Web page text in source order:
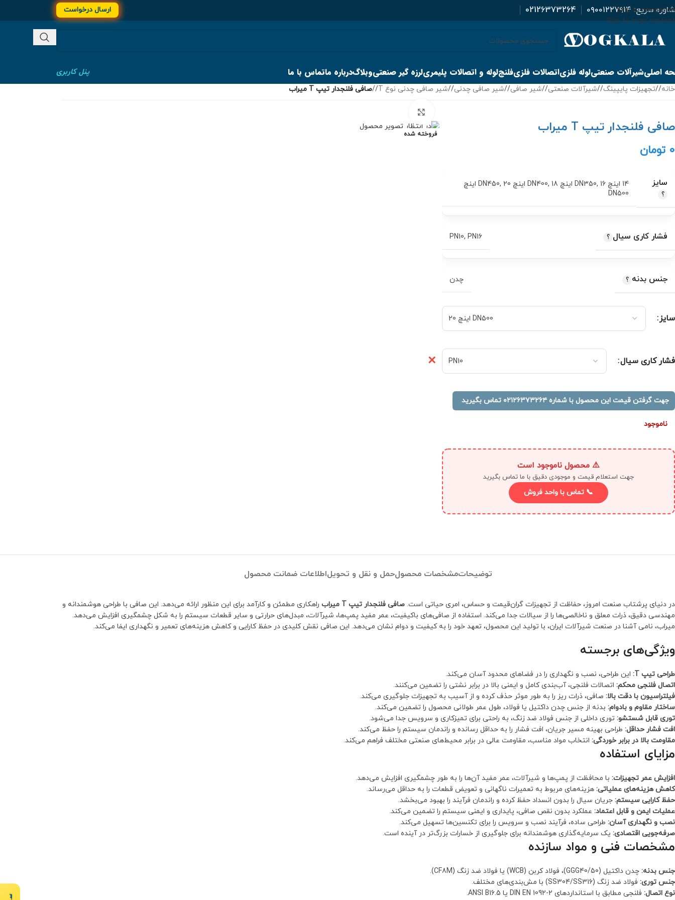
Skip to navigation
Skip to main content
سریع:۰۹۰۰۱۲۲۷۹۱۴ 02126373264 ارسال درخواست
اصلیشیرآلات صنعتیلوله فلزیاتصالات فلزیفلنجلوله و اتصالات پلیمریلرزه گیر صنعتیوبلاگدرباره ماتماس با ما پنل کاربری
خانه/ تجهیزات پایپینگ/ شیرآلات صنعتی/ شیر صافی/ شیر صافی چدنی/ شیر صافی چدنی نوع T / صافی فلنجدار تیپ T میراب
فروخته شده صافی فلنجدار تیپ T میراب
0 تومان
سایز 14 اینچ DN350 , 16 اینچ DN400 , 18 اینچ DN450 ,
20 اینچ
DN500
فشار کاری سیال PN10, PN16
جنس بدنه چدن
سایز
فشار کاری سیال
جهت گرفتن قیمت این محصول با شماره ۰۲۱۲۶۳۷۳۲۶۴ تماس بگیرید
ناموجود
⚠️ محصول ناموجود است
جهت استعلام قیمت و موجودی دقیق با ما تماس بگیرید
📞 تماس با واحد فروش
توضیحاتمشخصات محصولحمل و نقل و تحویلاطلاعات ضمانت محصول
در دنیای پرشتاب صنعت امروز، حفاظت از تجهیزات گران‌قیمت و حساس، امری حیاتی است. صافی فلنجدار تیپ T میراب
راهکاری مطمئن و کارآمد برای این منظور ارائه می‌دهد. این صافی با طراحی هوشمندانه و
مهندسی دقیق، ذرات معلق و ناخالصی‌ها را از سیالات جدا می‌کند. استفاده از صافی‌های باکیفیت، عمر مفید پمپ‌ها، شیرآلات، مبدل‌های حرارتی و سایر قطعات سیستم را به شکل چشمگیری افزایش می‌دهد.
میراب، نامی آشنا در صنعت شیرآلات ایران، با تولید این محصول، تعهد خود را به کیفیت و دوام نشان می‌دهد. این صافی نقش کلیدی در حفظ کارایی و کاهش هزینه‌های تعمیر و نگهداری ایفا می‌کند.
ویژگی‌های برجسته
طراحی تیپ T:
این طراحی، نصب و نگهداری را در فضاهای محدود آسان می‌کند.
اتصال فلنجی محکم: اتصالات فلنجی، آب‌بندی کامل و ایمنی بالا در برابر نشتی را تضمین می‌کنند.
فیلتراسیون با دقت بالا: صافی، ذرات ریز را به طور موثر حذف کرده و از آسیب به تجهیزات جلوگیری می‌کند.
ساختار مقاوم و بادوام: بدنه از جنس چدن داکتیل یا فولاد، طول عمر طولانی محصول را تضمین می‌کند.
توری قابل شستشو: توری داخلی از جنس فولاد ضد زنگ، به راحتی برای تمیزکاری و سرویس جدا می‌شود.
افت فشار حداقل: طراحی بهینه مسیر جریان، افت فشار را به حداقل رسانده و راندمان سیستم را حفظ می‌کند.
مقاومت بالا در برابر خوردگی: انتخاب مواد مناسب، مقاومت عالی در برابر محیط‌های صنعتی مختلف فراهم می‌کند.
مزایای استفاده
افزایش عمر تجهیزات: با محافظت از پمپ‌ها و شیرآلات، عمر مفید آن‌ها را به طور چشمگیری افزایش می‌دهد.
کاهش هزینه‌های عملیاتی: هزینه‌های مربوط به تعمیرات ناگهانی و تعویض قطعات را به حداقل می‌رساند.
حفظ کارایی سیستم: جریان سیال را بدون انسداد حفظ کرده و راندمان فرآیند را بهبود می‌بخشد.
عملیات ایمن و قابل اعتماد: عملکرد بدون نقص صافی، پایداری و ایمنی سیستم را تضمین می‌کند.
نصب و نگهداری آسان: طراحی ساده، فرآیند نصب و سرویس را برای تکنسین‌ها تسهیل می‌کند.
صرفه‌جویی اقتصادی: یک سرمایه‌گذاری هوشمندانه برای جلوگیری از خسارات بزرگ‌تر در آینده است.
مشخصات فنی و مواد سازنده
جنس بدنه: چدن داکتیل (GGG40/50)، فولاد کربن (WCB) یا فولاد ضد زنگ (CF8M).
جنس توری: فولاد ضد زنگ (SS304/SS316) با مش‌بندی‌های مختلف.
نوع اتصال: فلنجی مطابق با استانداردهای DIN EN 1092-2 یا ANSI B16.5.